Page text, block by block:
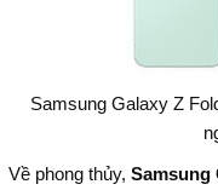
Samsung Galaxy Z
Về phong thủy, Samsung